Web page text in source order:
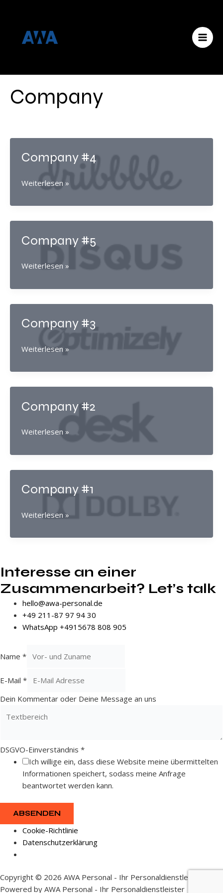
springen
Company
Company #4
Company
Weiterlesen »
Company #5
Company
Weiterlesen »
Company #3
Company
Weiterlesen »
Company #2
Company
Weiterlesen »
Company #1
Company
Weiterlesen »
Interesse an einer
Zusammenarbeit? Let’s talk
hello@awa-personal.de
+49 211-87 97 94 30
WhatsApp +4915678 808 905
Name *
E-Mail *
Dein Kommentar oder Deine Message an uns
DSGVO-Einverständnis *
Ich willige ein, dass diese Website meine übermittelten
Informationen speichert, sodass meine Anfrage
beantwortet werden kann.
ABSENDEN
Cookie-Richtlinie
Datenschutzerklärung
Copyright © 2026 AWA Personal - Ihr Personaldienstleister |
Powered by AWA Personal - Ihr Personaldienstleister